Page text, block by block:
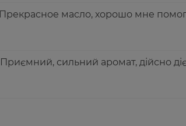
Прекрасное масло, хорошо мне
Приємний, сильний аромат, дійсно